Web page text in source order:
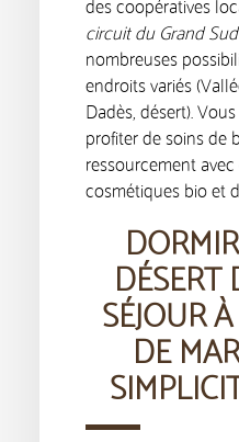
des coopératives
circuit du Grand
nombreuses
endroits variés
Dadès, désert).
profiter de soins de
ressourcement
cosmétiques bio et
DÉSERT
SÉJOUR
DE